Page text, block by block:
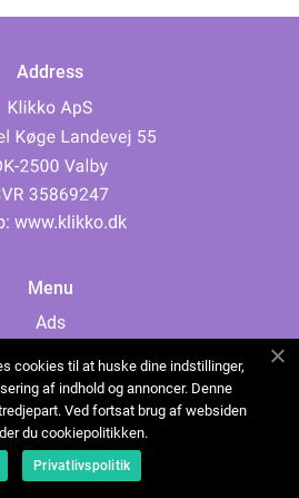
Address
www.klikko.dk
Menu
Ads
Cookies
Contact
Sitemap
cookies til at huske dine indstillinger,
af indhold og annoncer. Denne
Ved fortsat brug af websiden
du cookiepolitikken.
Privatlivspolitik